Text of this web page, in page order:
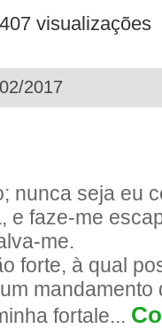
visualizações
2017
nunca seja eu
e faze-me
me.
forte, à qual
mandamento
fortale...